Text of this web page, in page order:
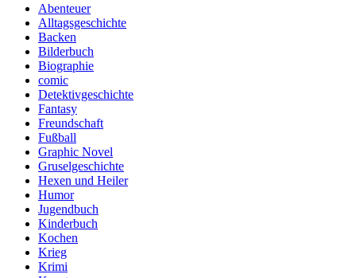
Abenteuer
Alltagsgeschichte
Backen
Bilderbuch
Biographie
comic
Detektivgeschichte
Fantasy
Freundschaft
Fußball
Graphic Novel
Gruselgeschichte
Hexen und Heiler
Humor
Jugendbuch
Kinderbuch
Kochen
Krieg
Krimi